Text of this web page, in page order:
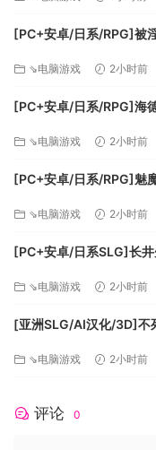
[PC+安卓/日系/RPG]被
⇘电脑游戏 2小时前
[PC+安卓/日系/RPG]海
⇘电脑游戏 2小时前
[PC+安卓/日系/RPG]魅
⇘电脑游戏 2小时前
[PC+安卓/日系SLG]长
⇘电脑游戏 2小时前
[亚洲SLG/AI汉化/3D]不
⇘电脑游戏 2小时前
评论 0